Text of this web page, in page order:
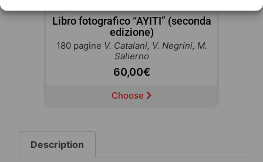
Description
Libro fotografico “AYITI” (seconda
edizione)
180 pagineV. Catalani, V. Negrini, M.
Salierno
60,00€
Choose